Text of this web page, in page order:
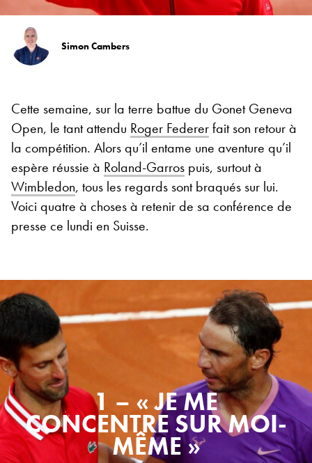
Simon Cambers
Cette semaine, sur la terre battue du Gonet Geneva
Open, le tant attendu Roger Federerfait son retour à
la compétition. Alors qu’il entame une aventure qu’il
espère réussie à Roland-Garros puis, surtout à
Wimbledon, tous les regards sont braqués sur lui.
Voici quatre à choses à retenir de sa conférence de
presse ce lundi en Suisse.
1 – « JE ME
CONCENTRE SUR MOI-
MÊME »